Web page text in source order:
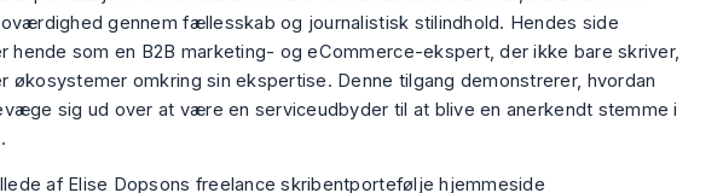
gennem fællesskab og journalistisk stilindhold. Hendes side
hende som en B2B marketing- og eCommerce-ekspert, der ikke bare skriver,
økosystemer omkring sin ekspertise. Denne tilgang demonstrerer, hvordan
sig ud over at være en serviceudbyder til at blive en anerkendt stemme i